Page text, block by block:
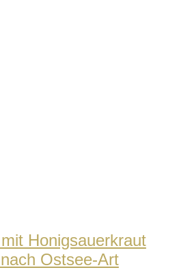
Honigsauerkraut
Ostsee-Art